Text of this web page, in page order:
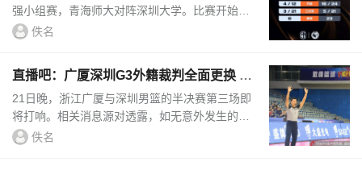
强小组赛，青海师大对阵深圳大学。比赛开始，
郭昱辰率先为青海师大首开记录，周亚璇造杀伤
佚名
直播吧：广厦深圳G3外籍裁判全面更换 中
方裁判余尾
21日晚，浙江广厦与深圳男篮的半决赛第三场即
将打响。相关消息源对透露，如无意外发生的
话，本场比赛的裁判员是外籍裁判：分别来自于
佚名